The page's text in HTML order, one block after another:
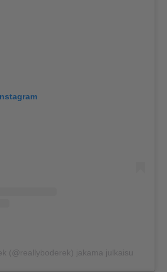
(@reallyboderek) jakama julkaisu